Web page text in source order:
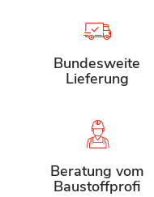
Bundesweite
Lieferung
Beratung vom
Baustoffprofi